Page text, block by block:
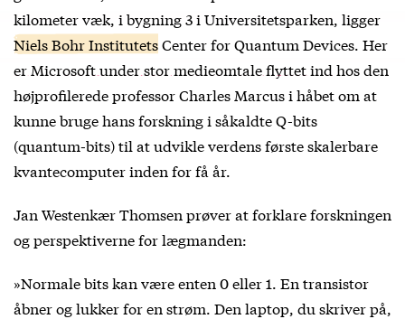
kilometer væk, i bygning 3 i Universitetsparken, ligger
Niels Bohr InstitutetsCenter for Quantum Devices. Her
er Microsoft under stor medieomtale flyttet ind hos den
højprofilerede professor Charles Marcus i håbet om at
kunne bruge hans forskning i såkaldte Q-bits
(quantum-bits) til at udvikle verdens første skalerbare
kvantecomputer inden for få år.
Jan Westenkær Thomsen prøver at forklare forskningen
og perspektiverne for lægmanden:
»Normale bits kan være enten 0 eller 1. En transistor
åbner og lukker for en strøm. Den laptop, du skriver på,